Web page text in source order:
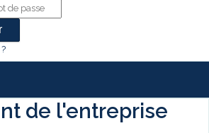
de l'entreprise